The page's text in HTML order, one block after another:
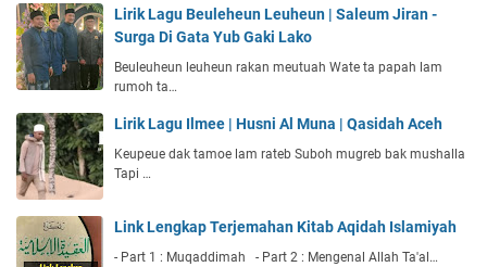
Lirik Lagu Beuleheun Leuheun | Saleum Jiran -
Surga Di Gata Yub Gaki Lako
Beuleuheun leuheun rakan meutuah Wate ta papah lam
rumoh ta…
Lirik Lagu Ilmee | Husni Al Muna | Qasidah Aceh
Keupeue dak tamoe lam rateb Suboh mugreb bak mushalla
Tapi …
Link Lengkap Terjemahan Kitab Aqidah Islamiyah
- Part 1 : Muqaddimah - Part 2 : Mengenal Allah Ta'al…